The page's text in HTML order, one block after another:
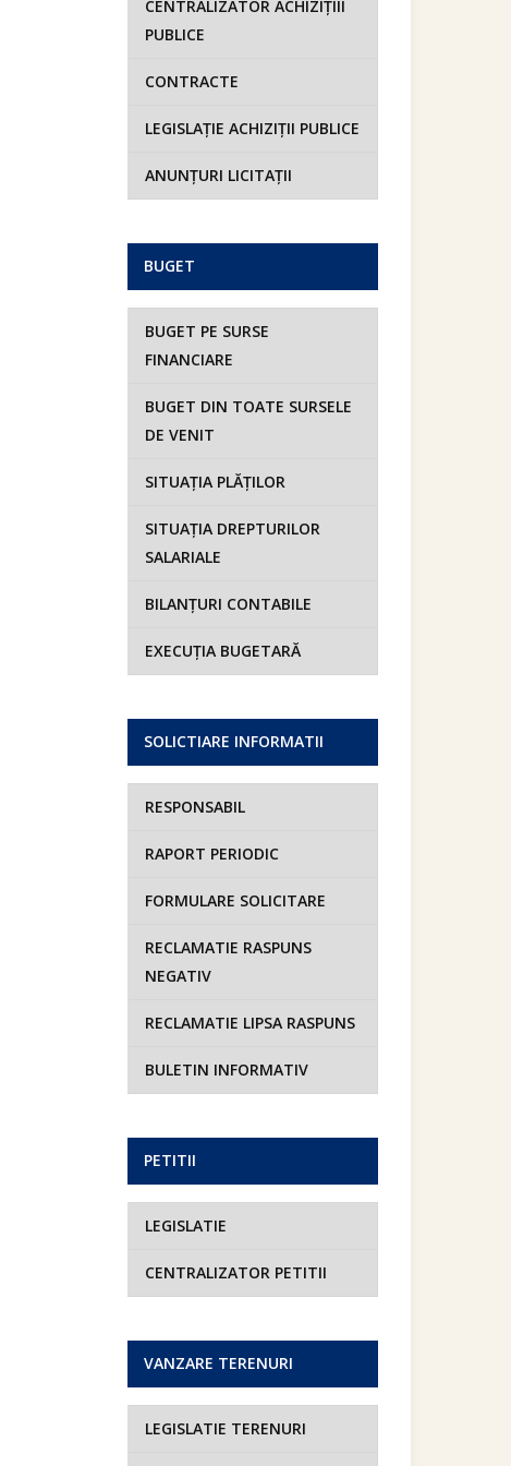
CENTRALIZATOR ACHIZIȚIII
PUBLICE
CONTRACTE
LEGISLAȚIE ACHIZIȚII PUBLICE
ANUNȚURI LICITAȚII
BUGET
BUGET PE SURSE
FINANCIARE
BUGET DIN TOATE SURSELE
DE VENIT
SITUAȚIA PLĂȚILOR
SITUAȚIA DREPTURILOR
SALARIALE
BILANȚURI CONTABILE
EXECUȚIA BUGETARĂ
SOLICTIARE INFORMATII
RESPONSABIL
RAPORT PERIODIC
FORMULARE SOLICITARE
RECLAMATIE RASPUNS
NEGATIV
RECLAMATIE LIPSA RASPUNS
BULETIN INFORMATIV
PETITII
LEGISLATIE
CENTRALIZATOR PETITII
VANZARE TERENURI
LEGISLATIE TERENURI